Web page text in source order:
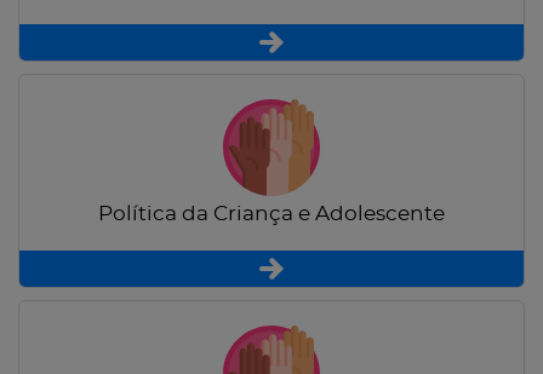
Política da Criança e Adolescente